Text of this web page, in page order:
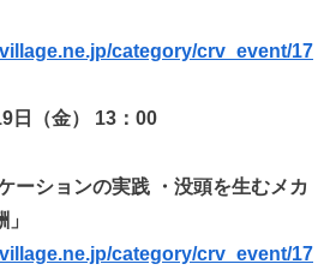
category/crv_event/17
日（金） 13：00
ーションの実践 ・没頭を生むメカ
category/crv_event/17